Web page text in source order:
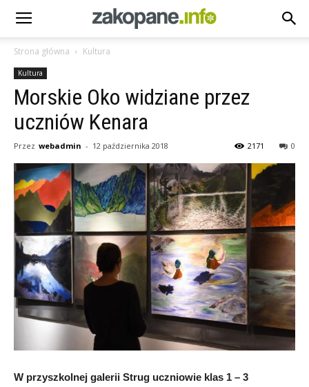
Strona główna Kultura
Kultura
Morskie Oko widziane przez
uczniów Kenara
Przez webadmin - 12 października 2018 0
2171
W przyszkolnej galerii Strug uczniowie klas 1 – 3